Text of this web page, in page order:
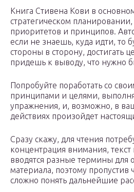
Книга Стивена Кови в
стратегическом
приоритетов и принципов.
если не знаешь, куда идти, то
стороны в сторону, достигать
придешь к выводу, что нужно
Попробуйте поработать со
принципами и целями,
упражнения, и, возможно, в
действиях произойдет
Сразу скажу, для чтения
концентрация внимания,
вводятся разные термины для
материала, поэтому пропустив
сложно понять дальнейшие